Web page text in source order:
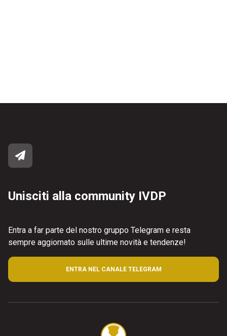
Unisciti alla community IVDP
Entra a far parte del nostro gruppo Telegram e resta
sempre aggiornato sulle ultime novità e tendenze!
ENTRA NEL CANALE TELEGRAM